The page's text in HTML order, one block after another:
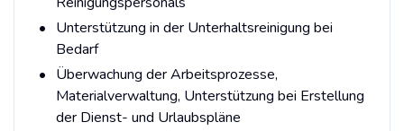
Unterstützung in der Unterhaltsreinigung bei
Bedarf
Überwachung der Arbeitsprozesse,
Materialverwaltung, Unterstützung bei Erstellung
der Dienst- und Urlaubspläne